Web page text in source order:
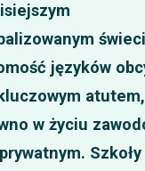
języków
atutem,
w życiu
Szkoły